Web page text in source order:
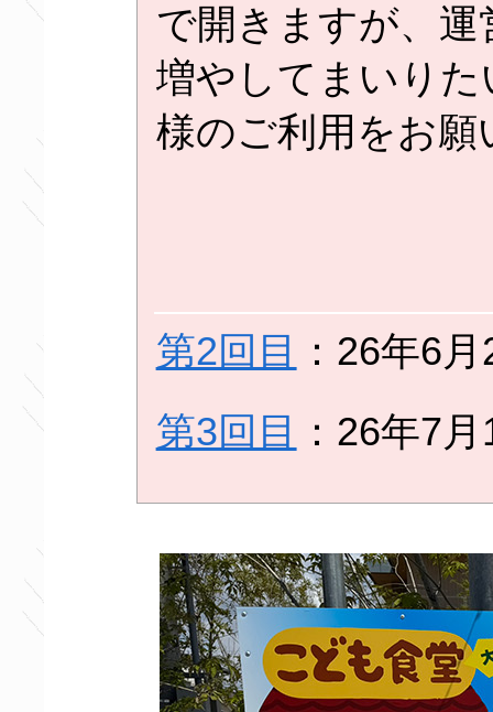
で開きますが、
増やしてまいり
様のご利用をお
第2回目
：26年6
第3回目
：26年7